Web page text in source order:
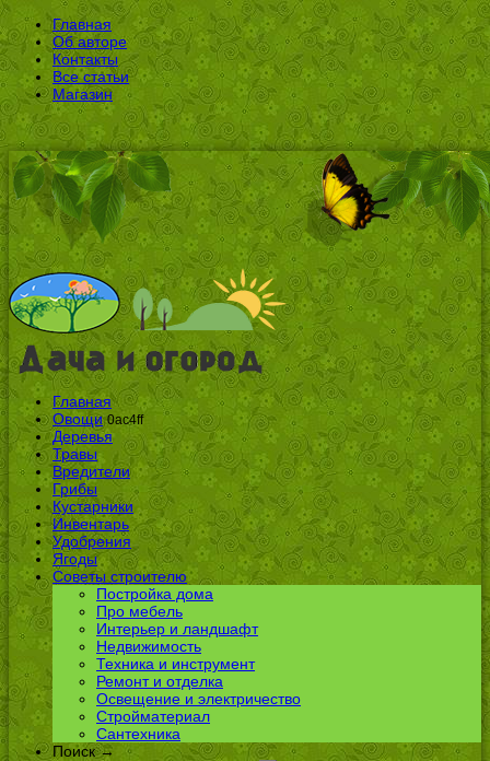
Главная
Об авторе
Контакты
Все статьи
Магазин
Главная
Овощи 0ac4ff
Деревья
Травы
Вредители
Грибы
Кустарники
Инвентарь
Удобрения
Ягоды
Советы строителю
Постройка дома
Про мебель
Интерьер и ландшафт
Недвижимость
Техника и инструмент
Ремонт и отделка
Освещение и электричество
Стройматериал
Сантехника
Поиск →